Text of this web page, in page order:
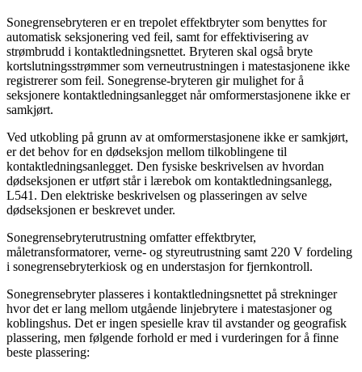
Sonegrensebryteren er en trepolet effektbryter som benyttes for
automatisk seksjonering ved feil, samt for effektivisering av
strømbrudd i kontaktledningsnettet. Bryteren skal også bryte
kortslutningsstrømmer som verneutrustningen i matestasjonene ikke
registrerer som feil. Sonegrense-bryteren gir mulighet for å
seksjonere kontaktledningsanlegget når omformerstasjonene ikke er
samkjørt.
Ved utkobling på grunn av at omformerstasjonene ikke er samkjørt,
er det behov for en dødseksjon mellom tilkoblingene til
kontaktledningsanlegget. Den fysiske beskrivelsen av hvordan
dødseksjonen er utført står i lærebok om kontaktledningsanlegg,
L541. Den elektriske beskrivelsen og plasseringen av selve
dødseksjonen er beskrevet under.
Sonegrensebryterutrustning omfatter effektbryter,
måletransformatorer, verne- og styreutrustning samt 220 V fordeling
i sonegrensebryterkiosk og en understasjon for fjernkontroll.
Sonegrensebryter plasseres i kontaktledningsnettet på strekninger
hvor det er lang mellom utgående linjebrytere i matestasjoner og
koblingshus. Det er ingen spesielle krav til avstander og geografisk
plassering, men følgende forhold er med i vurderingen for å finne
beste plassering: